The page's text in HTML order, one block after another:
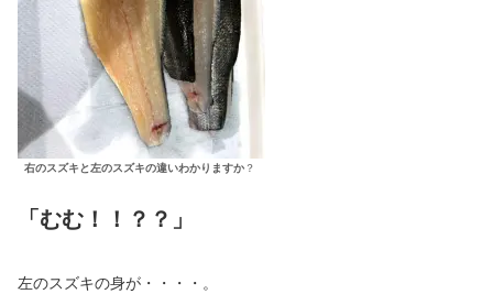
右のスズキと左のスズキの違いわかりますか ？
「むむ！！？？」
左のスズキの身が・・・・。